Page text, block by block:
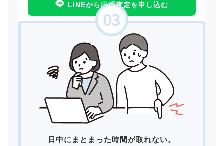
LINEから出張査定を申し込む
日中にまとまった時間が取れない。